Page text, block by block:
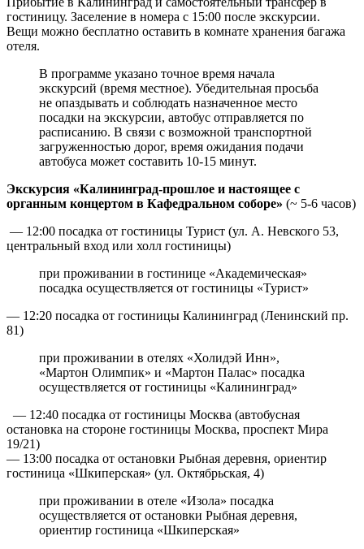
гостиницу. Заселение в номера с 15:00 после экскурсии.
Вещи можно бесплатно оставить в комнате хранения багажа
отеля.
В программе указано точное время начала
экскурсий (время местное). Убедительная просьба
не опаздывать и соблюдать назначенное место
посадки на экскурсии, автобус отправляется по
расписанию. В связи с возможной транспортной
загруженностью дорог, время ожидания подачи
автобуса может составить 10-15 минут.
Экскурсия «Калининград-прошлое и настоящее с
органным концертом в Кафедральном соборе» (~ 5-6 часов)
— 12:00 посадка от гостиницы Турист (ул. А. Невского 53,
центральный вход или холл гостиницы)
при проживании в гостинице «Академическая»
посадка осуществляется от гостиницы «Турист»
— 12:20 посадка от гостиницы Калининград (Ленинский пр.
81)
при проживании в отелях «Холидэй Инн»,
«Мартон Олимпик» и «Мартон Палас» посадка
осуществляется от гостиницы «Калининград»
— 12:40 посадка от гостиницы Москва (автобусная
остановка на стороне гостиницы Москва, проспект Мира
19/21)
— 13:00 посадка от остановки Рыбная деревня, ориентир
гостиница «Шкиперская» (ул. Октябрьская, 4)
при проживании в отеле «Изола» посадка
осуществляется от остановки Рыбная деревня,
ориентир гостиница «Шкиперская»